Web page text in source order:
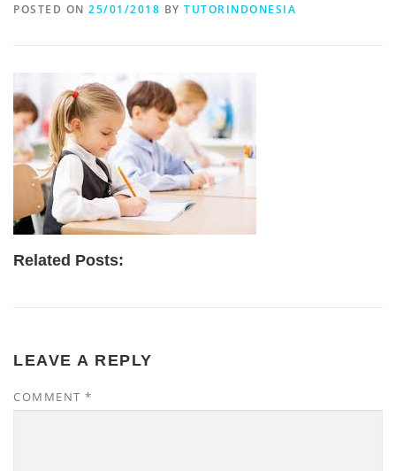
POSTED ON 25/01/2018 BY TUTORINDONESIA
Related Posts:
LEAVE A REPLY
COMMENT *